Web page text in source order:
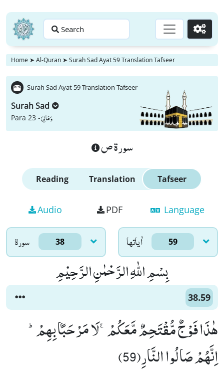
Search Go
Home ➤ Al-Quran ➤ Surah Sad Ayat 59 Translation Tafseer
Surah Sad Ayat 59 Translation Tafseer
Surah Sad
Para 23 -وَ مَا لِیَ
سورة ص
Reading Translation Tafseer
Audio PDF Language
سورۃ 38 اٰياتها 59
بِسْمِ اللّٰهِ الرَّحْمٰنِ الرَّحِیْمِ
38.59
هٰذَا فَوْجٌ مُّقْتَحِمٌ مَّعَكُمْۚ-لَا مَرْحَبًۢا بِهِمْؕ-
اِنَّهُمْ صَالُوا النَّارِ(59)